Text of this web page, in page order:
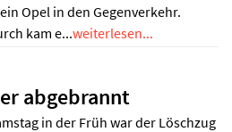
Opel in den Gegenverkehr.
kam e...weiterlesen...
abgebrannt
in der Früh war der Löschzug